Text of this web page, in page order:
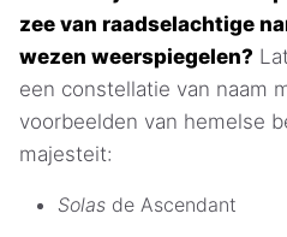
zee van raadselachtige
wezen weerspiegelen?
een constellatie van naam
voorbeelden van hemelse
majesteit:
Solas de Ascendant